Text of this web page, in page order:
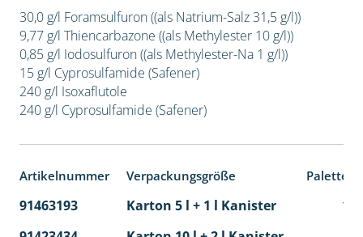
30,0 g/l Foramsulfuron ((als Natrium-Salz 31,5 g/l))
9,77 g/l Thiencarbazone ((als Methylester 10 g/l))
0,85 g/l Iodosulfuron ((als Methylester-Na 1 g/l))
15 g/l Cyprosulfamide (Safener)
240 g/l Isoxaflutole
240 g/l Cyprosulfamide (Safener)
Artikelnummer Verpackungsgröße
91463193 Karton 5 l + 1 l Kanister
115